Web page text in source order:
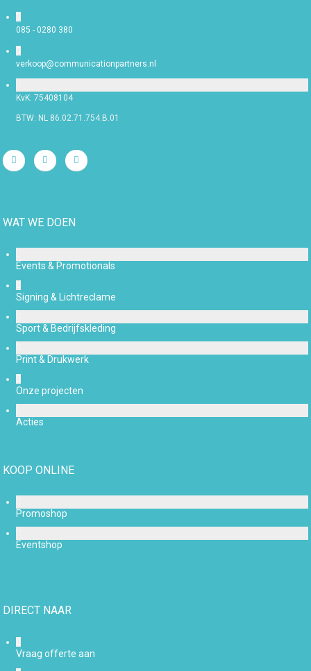
085 - 0280 380
verkoop@communicationpartners.nl
KvK: 75408104
BTW: NL 86.02.71.754.B.01
WAT WE DOEN
Events & Promotionals
Signing & Lichtreclame
Sport & Bedrijfskleding
Print & Drukwerk
Onze projecten
Acties
KOOP ONLINE
Promoshop
Eventshop
DIRECT NAAR
Vraag offerte aan